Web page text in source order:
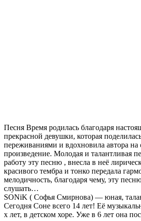
Песня Время родилась благодаря
прекрасной девушки, которая
переживаниями и вдохновила автора на
произведение. Молодая и талантливая
работу эту песню , внесла в неё
красивого тембра и тонко передала
мелодичность, благодаря чему, эту
слушать…
SONiK ( Софья Смирнова) — юная,
Сегодня Соне всего 14 лет! Её
х лет, в детском хоре. Уже в 6 лет она